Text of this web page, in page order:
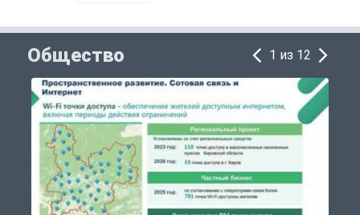
Общество 1 из 12